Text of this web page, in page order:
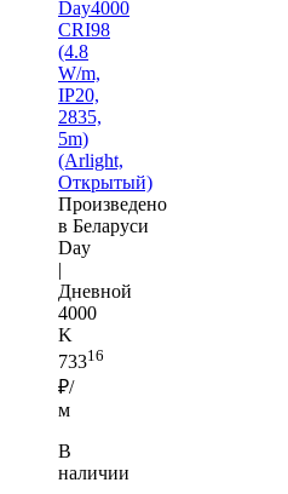
Day4000
CRI98
(4.8
W/m,
IP20,
2835,
5m)
(Arlight,
Открытый)
Произведено
в Беларуси
Day
|
Дневной
4000
K
73316
₽/
м
В
наличии